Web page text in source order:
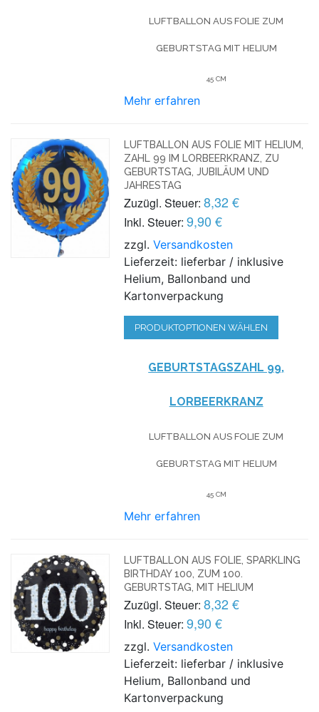
LUFTBALLON AUS FOLIE ZUM
GEBURTSTAG MIT HELIUM
45 CM
Mehr erfahren
LUFTBALLON AUS FOLIE MIT HELIUM,
ZAHL 99 IM LORBEERKRANZ, ZU
GEBURTSTAG, JUBILÄUM UND
JAHRESTAG
Zuzügl. Steuer: 8,32 €
Inkl. Steuer: 9,90 €
zzgl.Versandkosten
Lieferzeit: lieferbar / inklusive
Helium, Ballonband und
Kartonverpackung
PRODUKTOPTIONEN WÄHLEN
GEBURTSTAGSZAHL 99,
LORBEERKRANZ
LUFTBALLON AUS FOLIE ZUM
GEBURTSTAG MIT HELIUM
45 CM
Mehr erfahren
LUFTBALLON AUS FOLIE, SPARKLING
BIRTHDAY 100, ZUM 100.
GEBURTSTAG, MIT HELIUM
Zuzügl. Steuer: 8,32 €
Inkl. Steuer: 9,90 €
zzgl.Versandkosten
Lieferzeit: lieferbar / inklusive
Helium, Ballonband und
Kartonverpackung